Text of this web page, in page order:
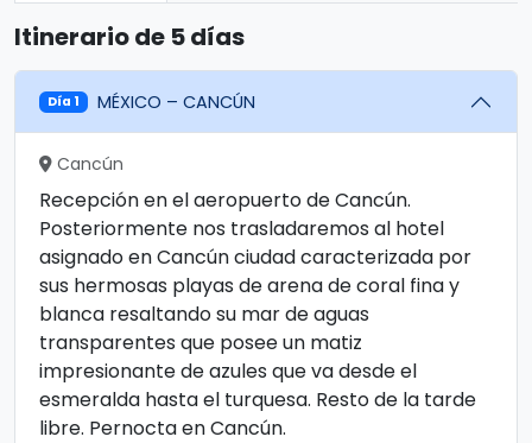
Itinerario de 5 días
Día 1 MÉXICO – CANCÚN
Cancún
Recepción en el aeropuerto de Cancún.
Posteriormente nos trasladaremos al hotel
asignado en Cancún ciudad caracterizada por
sus hermosas playas de arena de coral fina y
blanca resaltando su mar de aguas
transparentes que posee un matiz
impresionante de azules que va desde el
esmeralda hasta el turquesa. Resto de la tarde
libre. Pernocta en Cancún.